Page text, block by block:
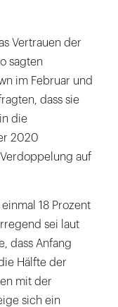
Vertrauen der
sagten
im Februar und
dass sie
die
2020
auf
18 Prozent
sei laut
dass Anfang
Hälfte der
mit der
sich ein